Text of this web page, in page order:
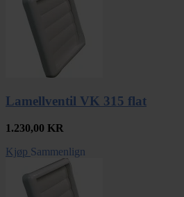
Lamellventil VK 315 flat
1.230,00 KR
Kjøp Sammenlign